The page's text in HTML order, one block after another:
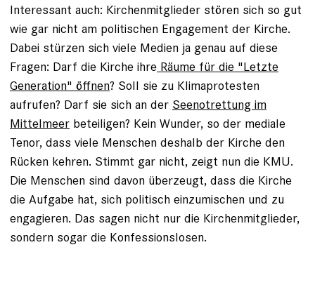
Interessant auch: Kirchenmitglieder stören sich so gut
wie gar nicht am politischen Engagement der Kirche.
Dabei stürzen sich viele Medien ja genau auf diese
Fragen: Darf die Kirche ihre Räume für die "Letzte
Generation" öffnen? Soll sie zu Klimaprotesten
aufrufen? Darf sie sich an der Seenotrettung im
Mittelmeer beteiligen? Kein Wunder, so der mediale
Tenor, dass viele Menschen deshalb der Kirche den
Rücken kehren. Stimmt gar nicht, zeigt nun die KMU.
Die Menschen sind davon überzeugt, dass die Kirche
die Aufgabe hat, sich politisch einzumischen und zu
engagieren. Das sagen nicht nur die Kirchenmitglieder,
sondern sogar die Konfessionslosen.